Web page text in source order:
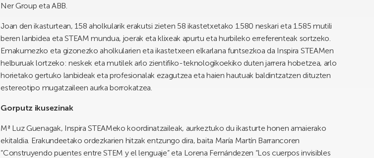
Ner Group eta ABB.
Joan den ikasturtean, 158 aholkularik erakutsi zieten 58 ikastetxetako 1.580 neskari eta 1.585 mutili
beren lanbidea eta STEAM mundua, joerak eta klixeak apurtu eta hurbileko erreferenteak sortzeko.
Emakumezko eta gizonezko aholkularien eta ikastetxeen elkarlana funtsezkoa da Inspira STEAMen
helburuak lortzeko: neskek eta mutilek arlo zientifiko-teknologikoekiko duten jarrera hobetzea, arlo
horietako gertuko lanbideak eta profesionalak ezagutzea eta haien hautuak baldintzatzen dituzten
estereotipo mugatzaileen aurka borrokatzea.
Gorputz ikusezinak
Mª Luz Guenagak, Inspira STEAMeko koordinatzaileak, aurkeztuko du ikasturte honen amaierako
ekitaldia. Erakundeetako ordezkarien hitzak entzungo dira, baita María Martín Barrancoren
“Construyendo puentes entre STEM y el lenguaje” eta Lorena Fernándezen “Los cuerpos invisibles